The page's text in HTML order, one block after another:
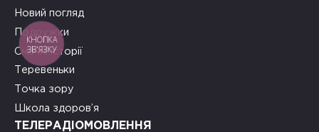
Новий погляд
Подружки
Смачні історії
Теревеньки
Точка зору
Школа здоров’я
ТЕЛЕРАДІОМОВЛЕННЯ
КНОПКА
ЗВ'ЯЗКУ